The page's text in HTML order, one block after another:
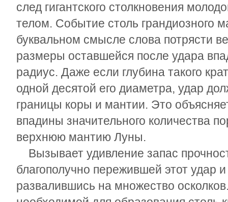
след гигантского столкновения
телом. Событие столь грандиозного
буквальном смысле слова потрясти
размеры оставшейся после удара
радиус. Даже если глубина такого
одной десятой его диаметра, удар
границы коры и мантии. Это
впадины значительного количества
верхнюю мантию Луны.
Вызывает удивление запас
благополучно пережившей этот удар
развалившись на множество